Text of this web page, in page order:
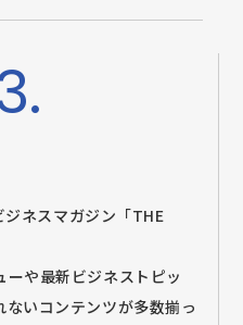
ネスマガジン「THE
や最新ビジネストピッ
いコンテンツが多数揃っ